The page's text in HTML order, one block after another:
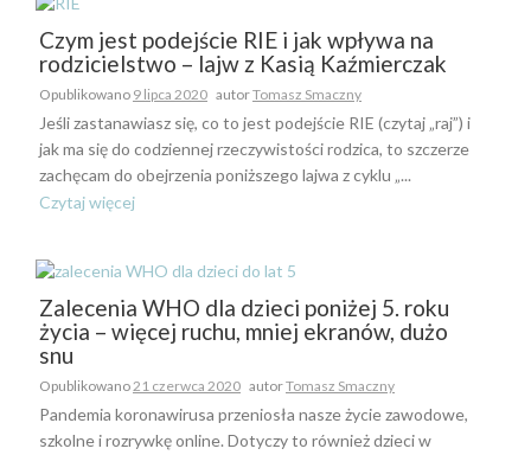
Czym jest podejście RIE i jak wpływa na
rodzicielstwo – lajw z Kasią Kaźmierczak
Opublikowano 9 lipca 2020 autorTomasz Smaczny
Jeśli zastanawiasz się, co to jest podejście RIE (czytaj „raj”) i
jak ma się do codziennej rzeczywistości rodzica, to szczerze
zachęcam do obejrzenia poniższego lajwa z cyklu „...
Czytaj więcej
Zalecenia WHO dla dzieci poniżej 5. roku
życia – więcej ruchu, mniej ekranów, dużo
snu
Opublikowano21 czerwca 2020 autorTomasz Smaczny
Pandemia koronawirusa przeniosła nasze życie zawodowe,
szkolne i rozrywkę online. Dotyczy to również dzieci w